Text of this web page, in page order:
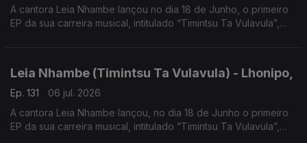
A cantora Leia Nhambe lançou no dia 18 de Junho, o primeiro
EP da sua carreira musical, intitulado “Timintsu Ta Vulavula”,
Leia Nhambe (Timintsu Ta Vulavula) - Lhonipo,
Ep. 131
06 jul. 2026
A cantora Leia Nhambe lançou, no dia 18 de Junho o primeiro
EP da sua carreira musical, intitulado “Timintsu Ta Vulavula”,